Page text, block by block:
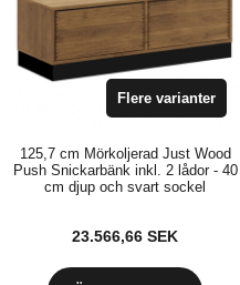
Flere varianter
125,7 cm Mörkoljerad Just Wood
Push Snickarbänk inkl. 2 lådor - 40
cm djup och svart sockel
23.566,66SEK